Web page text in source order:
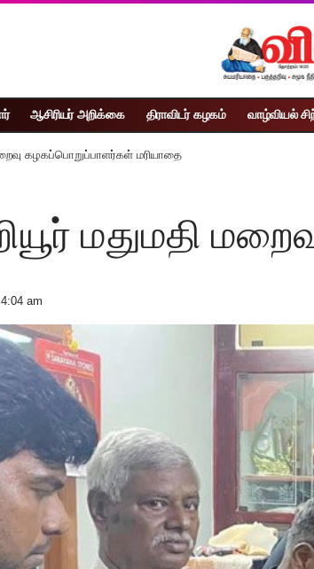
ஆசிரியர் அறிக்கை திராவிடர் கழகம் வாழ்வியல்
கழகப்பொறுப்பாளர்கள் மரியாதை
மதுமதி
am